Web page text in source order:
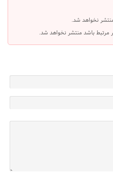
نخواهد شد.
مرتبط باشد منتشر نخواهد شد.